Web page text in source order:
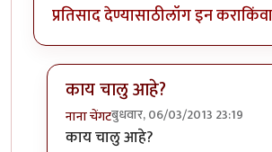
प्रतिसाद देण्यासाठीलॉग इन कराकिंवा
काय चालु आहे?
नाना चेंगटबुधवार, 06/03/2013 23:19
In reply toआमच अगदी वेगळे होते...
काय चालु आहे?